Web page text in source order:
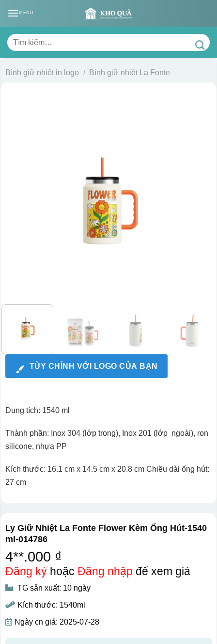
MENU
Tìm
kiếm:
Bình giữ nhiệt in logo / Bình giữ nhiệt La Fonte
TÙY CHỈNH VỚI LOGO CỦA BẠN
Dung tích: 1540 ml
Thành phần: Inox 304 (lớp trong), Inox 201 (lớp ngoài), ron
silicone, nhựa PP
Kích thước: 16.1 cm x 14.5 cm x 20.8 cm Chiều dài ống hút:
27 cm
Ly Giữ Nhiệt La Fonte Flower Kèm Ống Hút-1540
ml-014786
4**.000 ₫
Đăng kýhoặc Đăng nhập để xem giá
TG sản xuất: 10 ngày
Kích thước: 1540ml
Ngày cn giá: 2025-07-28